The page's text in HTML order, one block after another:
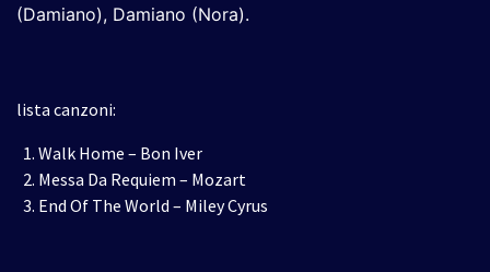
(Damiano), Damiano (Nora).
lista canzoni:
Walk Home – Bon Iver
Messa Da Requiem – Mozart
End Of The World – Miley Cyrus